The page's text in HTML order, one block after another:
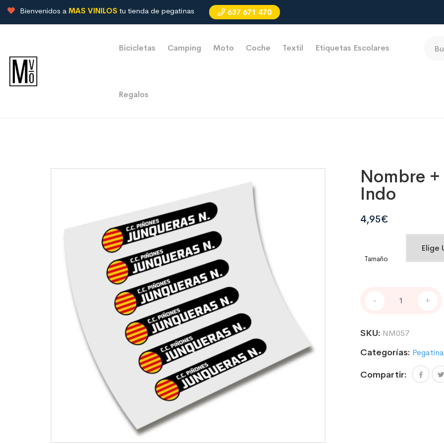
Bienvenidos a MAS VINILOS tu tienda de pegatinas 637 671 470
Bicicletas Camping Moto Coche Textil Etiquetas Escolares
Regalos
Nombre
Indo
4,95€
Tamaño
Indo
- +
SKU: NM057
Categorías:
Compartir: